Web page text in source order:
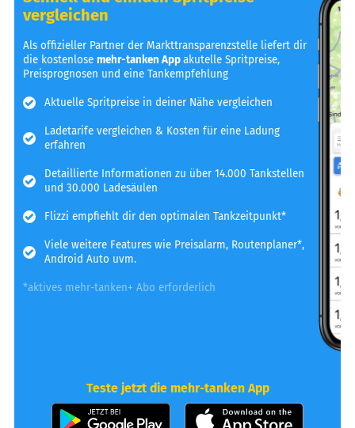
vergleichen
Als offizieller Partner der Markttransparenzstelle liefert dir
die kostenlosemehr-tanken Appakutelle Spritpreise,
Preisprognosen und eine Tankempfehlung
Aktuelle Spritpreise in deiner Nähe vergleichen
Ladetarife vergleichen & Kosten für eine Ladung
erfahren
Detaillierte Informationen zu über 14.000 Tankstellen
und 30.000 Ladesäulen
Flizzi empfiehlt dir den optimalen Tankzeitpunkt*
Viele weitere Features wie Preisalarm, Routenplaner*,
Android Auto uvm.
*aktives mehr-tanken+ Abo erforderlich
Teste jetzt die mehr-tanken App